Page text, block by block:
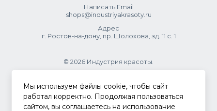
Написать Email
shops@industriyakrasoty.ru
Адрес
г. Ростов-на-дону, пр. Шолохова, зд. 11 с. 1
© 2026 Индустрия красоты.
.
Политика конфиденциальности
Мы используем файлы cookie, чтобы сайт
работал корректно. Продолжая пользоваться
сайтом, вы соглашаетесь на использование